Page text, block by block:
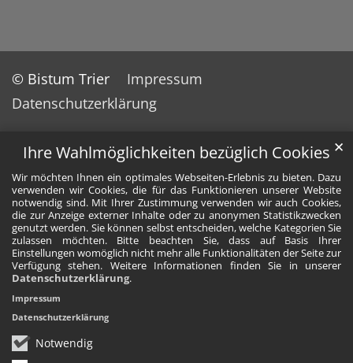
Ihre Wahlmöglichkeiten bezüglich Cookies
Wir möchten Ihnen ein optimales Webseiten-Erlebnis zu bieten. Dazu
verwenden wir Cookies, die für das Funktionieren unserer Website
notwendig sind. Mit Ihrer Zustimmung verwenden wir auch Cookies,
die zur Anzeige externer Inhalte oder zu anonymen Statistikzwecken
genutzt werden. Sie können selbst entscheiden, welche Kategorien Sie
zulassen möchten. Bitte beachten Sie, dass auf Basis Ihrer
Einstellungen womöglich nicht mehr alle Funktionalitäten der Seite zur
Verfügung stehen. Weitere Informationen finden Sie in unserer
Datenschutzerklärung.
Notwendig
✕
Impressum
Datenschutzerklärung
© Bistum Trier
Impressum
Datenschutzerklärung